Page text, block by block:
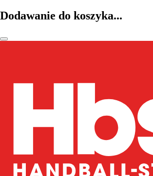
Dodawanie do koszyka...